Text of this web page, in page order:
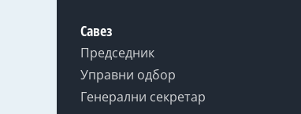
Савез
Председник
Управни одбор
Генерални секретар